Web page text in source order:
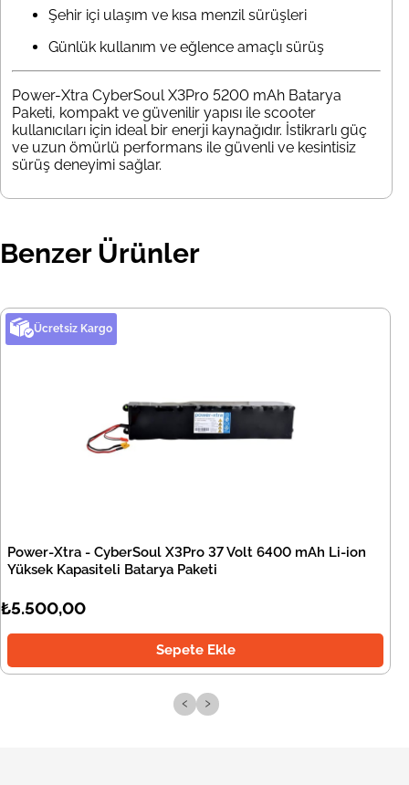
Şehir içi ulaşım ve kısa menzil sürüşleri
Günlük kullanım ve eğlence amaçlı sürüş
Power-Xtra CyberSoul X3Pro 5200 mAh Batarya
Paketi, kompakt ve güvenilir yapısı ile scooter
kullanıcıları için ideal bir enerji kaynağıdır. İstikrarlı güç
ve uzun ömürlü performans ile güvenli ve kesintisiz
sürüş deneyimi sağlar.
Benzer Ürünler
Ücretsiz Kargo
Power-Xtra - CyberSoul X3Pro 37 Volt 6400 mAh Li-ion
Yüksek Kapasiteli Batarya Paketi
₺5.500,00
Sepete Ekle
‹ ›